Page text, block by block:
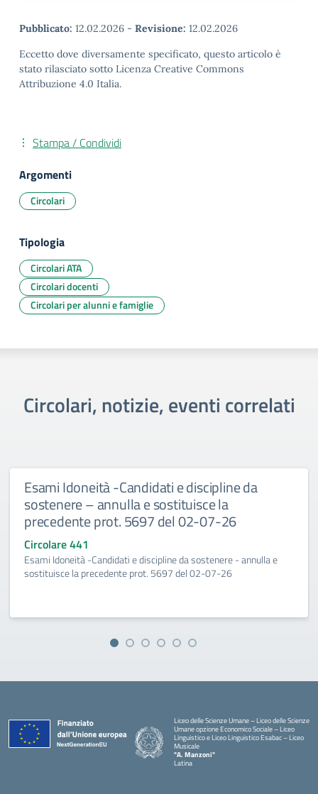
Pubblicato: 12.02.2026 - Revisione: 12.02.2026
Eccetto dove diversamente specificato, questo articolo è
stato rilasciato sotto Licenza Creative Commons
Attribuzione 4.0 Italia.
Stampa / Condividi
Argomenti
Circolari
Tipologia
Circolari ATA
Circolari docenti
Circolari per alunni e famiglie
Circolari, notizie, eventi correlati
Esami Idoneità -Candidati e discipline da
sostenere – annulla e sostituisce la
precedente prot. 5697 del 02-07-26
Circolare 441
Esami Idoneità -Candidati e discipline da sostenere - annulla e
sostituisce la precedente prot. 5697 del 02-07-26
Liceo delle Scienze Umane – Liceo delle Scienze
Umane opzione Economico Sociale – Liceo
Linguistico e Liceo Linguistico Esabac – Liceo
Musicale
"A. Manzoni"
Latina